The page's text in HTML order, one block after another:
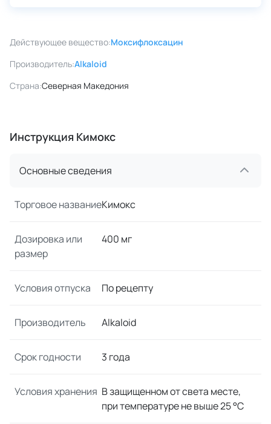
Действующее вещество:Моксифлоксацин
Производитель:Alkaloid
Страна:Северная Македония
Инструкция Кимокс
Основные сведения
Торговое названиеКимокс
Дозировка или
размер
400 мг
Условия отпуска По рецепту
Производитель Alkaloid
Срок годности 3 года
Условия хранения В защищенном от света месте,
при температуре не выше 25 °C